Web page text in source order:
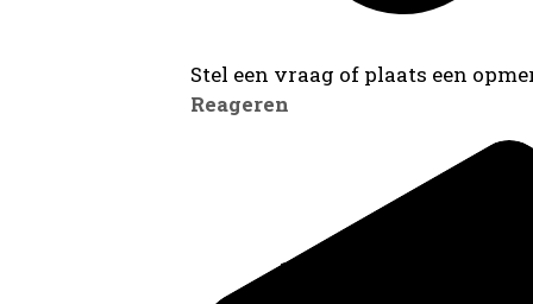
Stel een vraag of plaats een
Reageren